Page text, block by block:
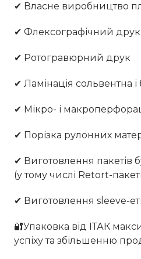
✔ Власне виробництво
✔ Флексографічний друк
✔ Ротогравюрний друк
✔ Ламінація сольвентна
✔ Мікро- і
✔ Порізка рулонних
✔ Виготовлення пакетів
(у тому числі Retort-
✔ Виготовлення sleeve-
🔐Упаковка від ІТАК
успіху та збільшенню